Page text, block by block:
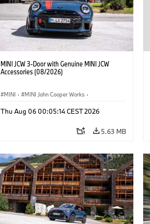
MINI JCW 3-Door with Genuine MINI JCW
Accessories (08/2026)
MINI · MINI John Cooper Works ·
Optional Extras, Accessories
Thu Aug 06 00:05:14 CEST 2026
5.63 MB